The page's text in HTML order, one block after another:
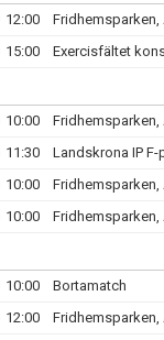
12:00
15:00 Exercisfältet
10:00
11:30 Landskrona IP
10:00
10:00
10:00 Bortamatch
12:00